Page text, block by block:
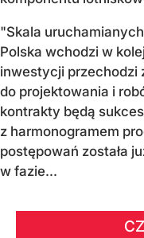
"Skala
Polska wchodzi w
inwestycji przechodzi
do projektowania i
kontrakty będą
z harmonogramem
postępowań została
w fazie...